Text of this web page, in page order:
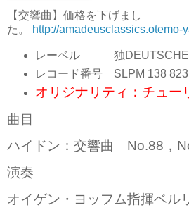
【交響曲】価格を下げまし
た。
http://amadeusclassics.otemo-
レーベル 独DEUTSCHE
レコード番号 SLPM 138 823
オリジナリティ：チュー
曲目
ハイドン：交響曲 No.88，
演奏
オイゲン・ヨッフム指揮ベル